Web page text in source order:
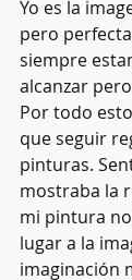
Yo es la
pero
siempre
alcanzar
Por todo
que seguir
pinturas.
mostraba la
mi pintura
lugar a la
imaginación